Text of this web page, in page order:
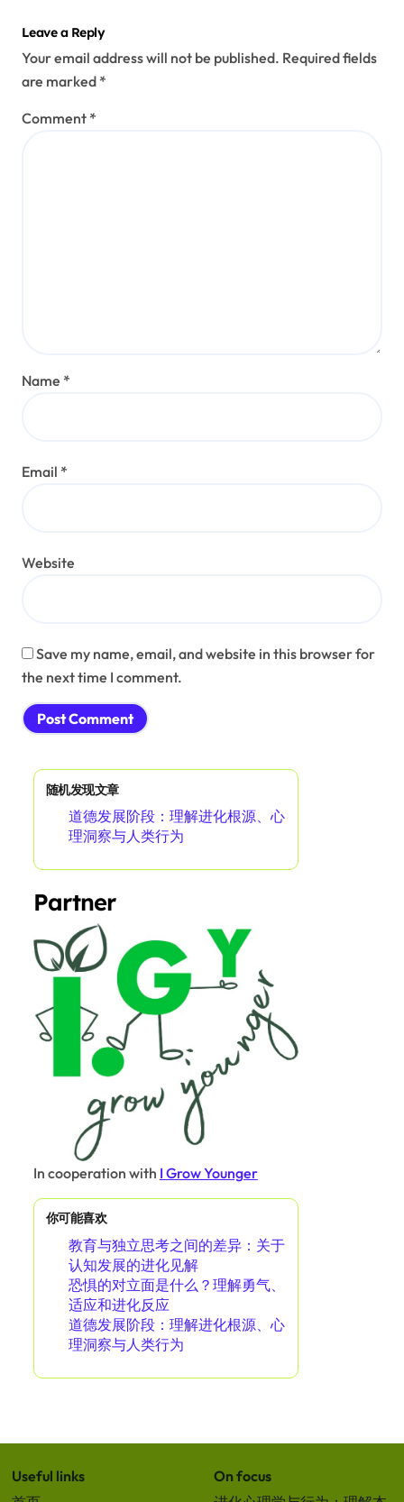
Leave a Reply
Your email address will not be published. Required fields
are marked *
Comment *
Name *
Email *
Website
Save my name, email, and website in this browser for
the next time I comment.
随机发现文章
道德发展阶段：理解进化根源、心
理洞察与人类行为
Partner
In cooperation with I Grow Younger
你可能喜欢
教育与独立思考之间的差异：关于
认知发展的进化见解
恐惧的对立面是什么？理解勇气、
适应和进化反应
道德发展阶段：理解进化根源、心
理洞察与人类行为
Useful links
On focus